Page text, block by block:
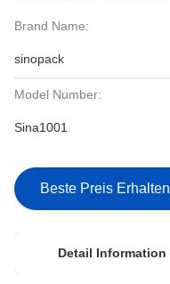
Brand Name:
sinopack
Model Number:
Sina1001
Beste Preis Erhalten
Detail Information